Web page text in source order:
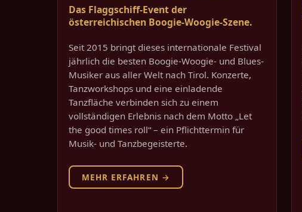
Das Flaggschiff-Event der
österreichischen Boogie-Woogie-Szene.
Seit 2015 bringt dieses internationale Festival
jährlich die besten Boogie-Woogie- und Blues-
Musiker aus aller Welt nach Tirol. Konzerte,
Tanzworkshops und eine einladende
Tanzfläche verbinden sich zu einem
vollständigen Erlebnis nach dem Motto „Let
the good times roll“ – ein Pflichttermin für
Musik- und Tanzbegeisterte.
MEHR ERFAHREN →